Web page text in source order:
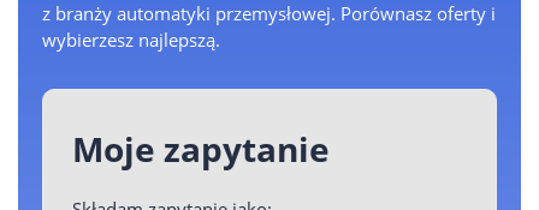
z branży automatyki przemysłowej. Porównasz oferty i
wybierzesz najlepszą.
Moje zapytanie